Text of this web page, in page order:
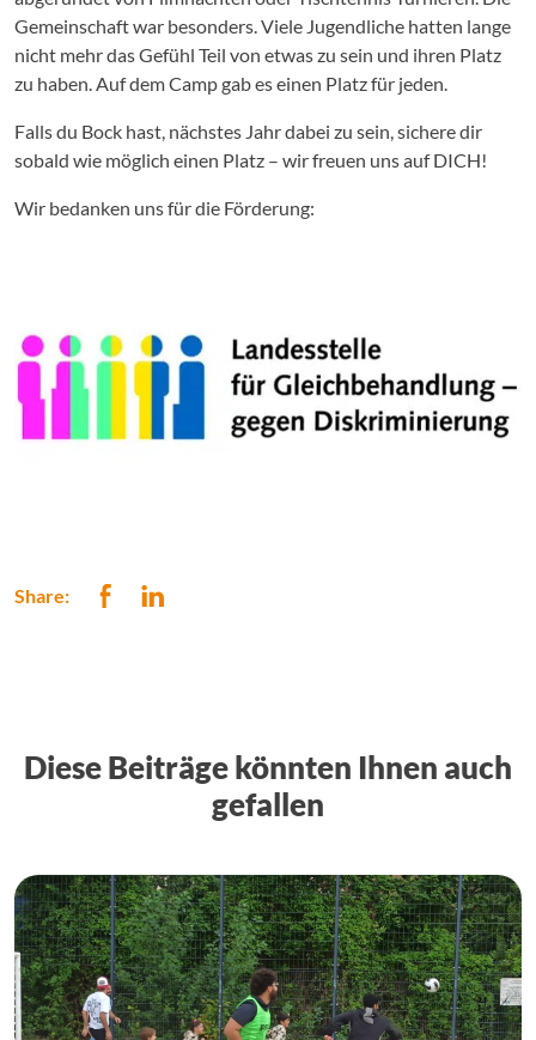
Gemeinschaft war besonders. Viele Jugendliche hatten lange
nicht mehr das Gefühl Teil von etwas zu sein und ihren Platz
zu haben. Auf dem Camp gab es einen Platz für jeden.
Falls du Bock hast, nächstes Jahr dabei zu sein, sichere dir
sobald wie möglich einen Platz – wir freuen uns auf DICH!
Wir bedanken uns für die Förderung:
Share:
Diese Beiträge könnten Ihnen auch
gefallen